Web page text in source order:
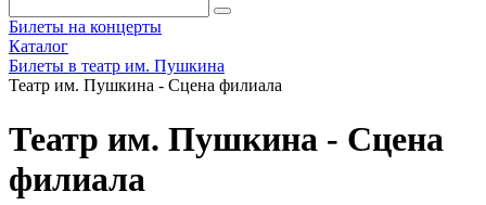
Билеты на концерты
Каталог
Билеты в театр им. Пушкина
Театр им. Пушкина - Сцена филиала
Театр им. Пушкина - Сцена
филиала